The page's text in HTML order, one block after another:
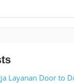
Layanan Door to